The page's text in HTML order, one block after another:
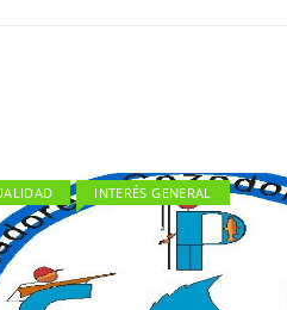
INTERÉS GENERAL